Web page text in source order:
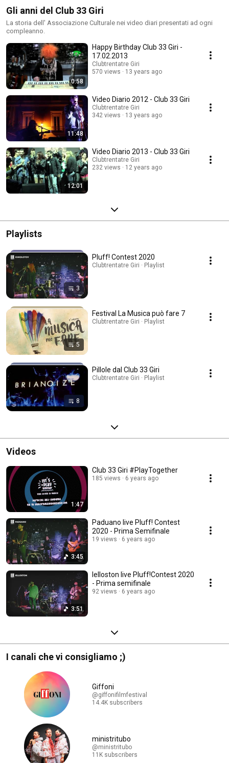
Gli anni del Club 33 Giri
La storia dell' Associazione Culturale nei video diari presentati ad ogni
compleanno.
0:58
Happy Birthday Club 33 Giri -
17.02.2013
Clubtrentatre Giri
570 views
13 years ago
11:48
Video Diario 2012 - Club 33 Giri
Clubtrentatre Giri
342 views
13 years ago
12:01
Video Diario 2013 - Club 33 Giri
Clubtrentatre Giri
232 views
12 years ago
Playlists
3
Pluff! Contest 2020
Clubtrentatre Giri · Playlist
5
Festival La Musica può fare 7
Clubtrentatre Giri · Playlist
8
Pillole dal Club 33 Giri
Clubtrentatre Giri · Playlist
Videos
1:47
Club 33 Giri #PlayTogether
185 views 6 years ago
3:45
Paduano live Pluff! Contest
2020 - Prima Semifinale
19 views 6 years ago
3:51
Ielloston live Pluff!Contest 2020
- Prima semifinale
92 views 6 years ago
I canali che vi consigliamo ;)
Giffoni
@giffonifilmfestival
14.4K subscribers
ministritubo
@ministritubo
11K subscribers